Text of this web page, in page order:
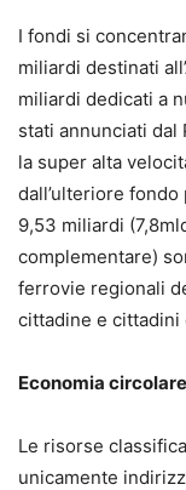
I fondi si
miliardi destinati
miliardi dedicati a
stati annunciati
la super alta
dall’ulteriore
9,53 miliardi
complementare)
ferrovie regionali
cittadine e cittadini
Economia circolare
Le risorse
unicamente